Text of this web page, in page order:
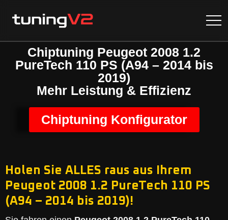
Chiptuning Peugeot 2008 1.2
PureTech 110 PS (A94 – 2014 bis
2019)
Mehr Leistung & Effizienz
Chiptuning Konfigurator
Holen Sie ALLES raus aus Ihrem
Peugeot 2008 1.2 PureTech 110 PS
(A94 – 2014 bis 2019)!